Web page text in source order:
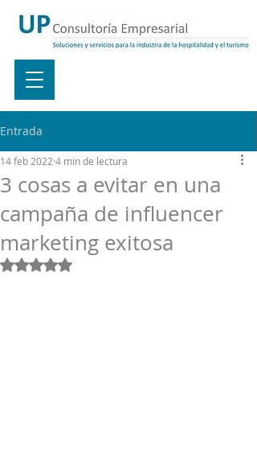
Entrada
3 cosas a evitar en una
campaña de influencer
marketing exitosa
14 feb 2022 4 min de lectura
Obtuvo NaN de 5 estrellas.